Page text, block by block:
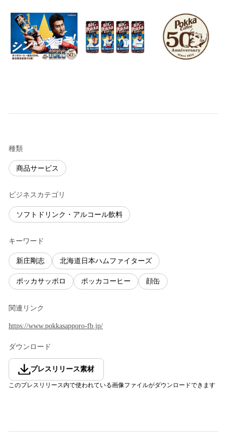
種類
商品サービス
ビジネスカテゴリ
ソフトドリンク・アルコール飲料
キーワード
新庄剛志 北海道日本ハムファイターズ
ポッカサッポロ ポッカコーヒー 顔缶
関連リンク
https://www.pokkasapporo-fb.jp/
ダウンロード
プレスリリース素材
このプレスリリース内で使われている画像ファイルがダウンロードできます